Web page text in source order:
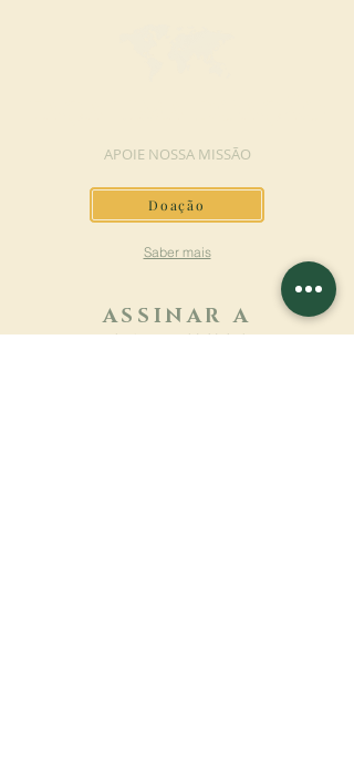
APOIE NOSSA MISSÃO
Doação
Saber mais
ASSINAR A
NEWSLETTER